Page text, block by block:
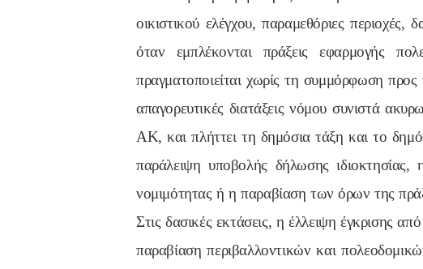
οικιστικού ελέγχου, παραμεθόριες περιοχές,
όταν εμπλέκονται πράξεις εφαρμογής
πραγματοποιείται χωρίς τη συμμόρφωση προς
απαγορευτικές διατάξεις νόμου συνιστά
ΑΚ, και πλήττει τη δημόσια τάξη και το
παράλειψη υποβολής δήλωσης ιδιοκτησίας,
νομιμότητας ή η παραβίαση των όρων της
Στις δασικές εκτάσεις, η έλλειψη έγκρισης
παραβίαση περιβαλλοντικών και